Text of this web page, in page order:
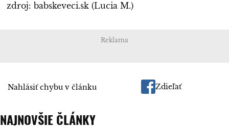
zdroj: babskeveci.sk (Lucia M.)
Reklama
Nahlásiť chybu v článku Zdieľať
NAJNOVŠIE ČLÁNKY